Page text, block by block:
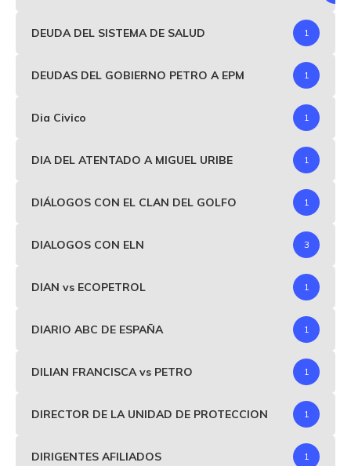
DEUDA DEL SISTEMA DE SALUD 1
DEUDAS DEL GOBIERNO PETRO A EPM 1
Dia Civico 1
DIA DEL ATENTADO A MIGUEL URIBE 1
DIÁLOGOS CON EL CLAN DEL GOLFO 1
DIALOGOS CON ELN 3
DIAN vs ECOPETROL 1
DIARIO ABC DE ESPAÑA 1
DILIAN FRANCISCA vs PETRO 1
DIRECTOR DE LA UNIDAD DE PROTECCION 1
DIRIGENTES AFILIADOS 1